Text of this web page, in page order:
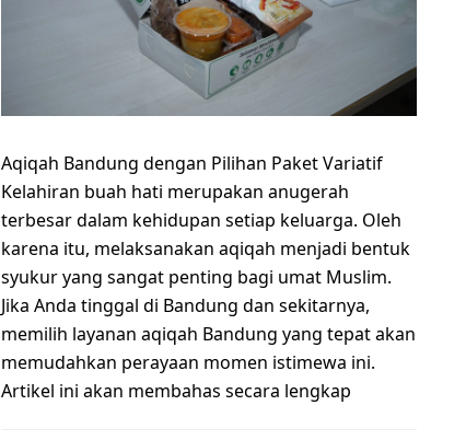
Aqiqah Bandung dengan Pilihan Paket Variatif
Kelahiran buah hati merupakan anugerah
terbesar dalam kehidupan setiap keluarga. Oleh
karena itu, melaksanakan aqiqah menjadi bentuk
syukur yang sangat penting bagi umat Muslim.
Jika Anda tinggal di Bandung dan sekitarnya,
memilih layanan aqiqah Bandung yang tepat akan
memudahkan perayaan momen istimewa ini.
Artikel ini akan membahas secara lengkap